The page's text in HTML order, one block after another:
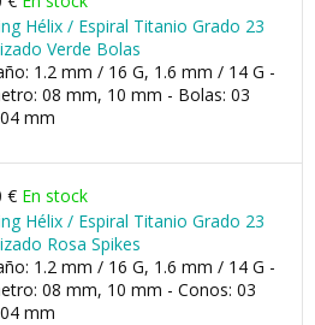
Hélix / Espiral Titanio Grado 23
Verde Bolas
1.2 mm / 16 G, 1.6 mm / 14 G -
08 mm, 10 mm - Bolas: 03
mm
€ En stock
Hélix / Espiral Titanio Grado 23
Rosa Spikes
1.2 mm / 16 G, 1.6 mm / 14 G -
08 mm, 10 mm - Conos: 03
mm